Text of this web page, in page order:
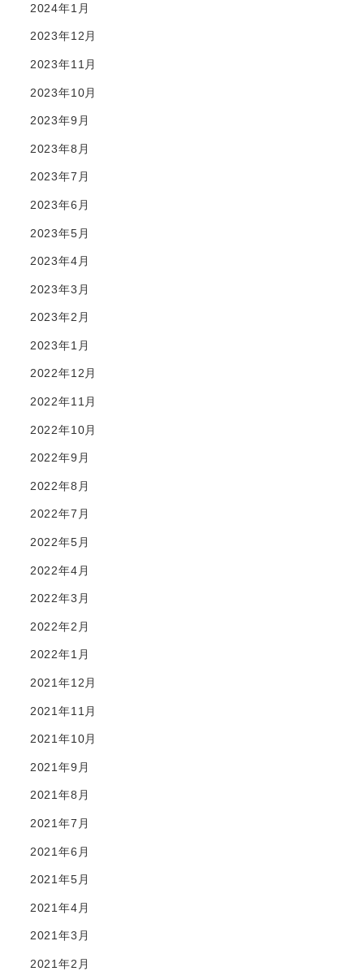
2024年1月
2023年12月
2023年11月
2023年10月
2023年9月
2023年8月
2023年7月
2023年6月
2023年5月
2023年4月
2023年3月
2023年2月
2023年1月
2022年12月
2022年11月
2022年10月
2022年9月
2022年8月
2022年7月
2022年5月
2022年4月
2022年3月
2022年2月
2022年1月
2021年12月
2021年11月
2021年10月
2021年9月
2021年8月
2021年7月
2021年6月
2021年5月
2021年4月
2021年3月
2021年2月